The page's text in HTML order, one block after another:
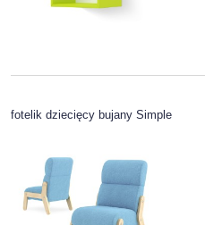
fotelik dziecięcy bujany Simple